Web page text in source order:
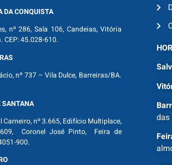
DA CONQUISTA
nº 286, Sala 106, Candeias, Vitória
CEP: 45.028-610.
nº 737 – Vila Dulce, Barreiras/BA.
SANTANA
Carneiro, nº 3.665, Edifício Multiplace,
Coronel José Pinto, Feira de
900.
das